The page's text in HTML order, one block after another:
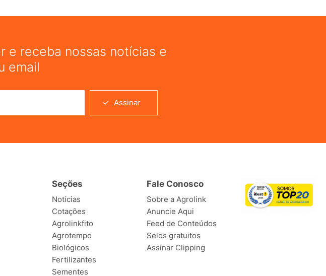
e receba nossas notícias e
email
Assinar
Seções
Notícias
Cotações
Agrolinkfito
Agrotempo
Biológicos
Fertilizantes
Sementes
Fale Conosco
Sobre a Agrolink
Anuncie Aqui
Feed de Conteúdos
Selos gratuitos
Assinar Clipping